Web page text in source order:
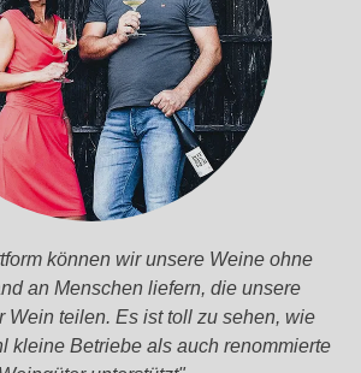
können wir unsere Weine ohne
an Menschen liefern, die unsere
Wein teilen. Es ist toll zu sehen, wie
kleine Betriebe als auch renommierte